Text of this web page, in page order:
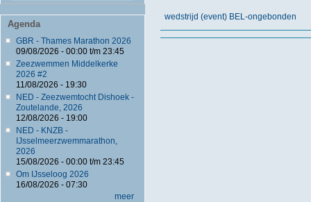
Agenda
GBR - Thames Marathon 2026
09/08/2026 - 00:00t/m 23:45
Zeezwemmen Middelkerke
2026 #2
11/08/2026 - 19:30
NED - Zeezwemtocht Dishoek -
Zoutelande, 2026
12/08/2026 - 19:00
NED - KNZB -
IJsselmeerzwemmarathon,
2026
15/08/2026 - 00:00t/m 23:45
Om IJsseloog 2026
16/08/2026 - 07:30
meer
wedstrijd (event) BEL-ongebonden